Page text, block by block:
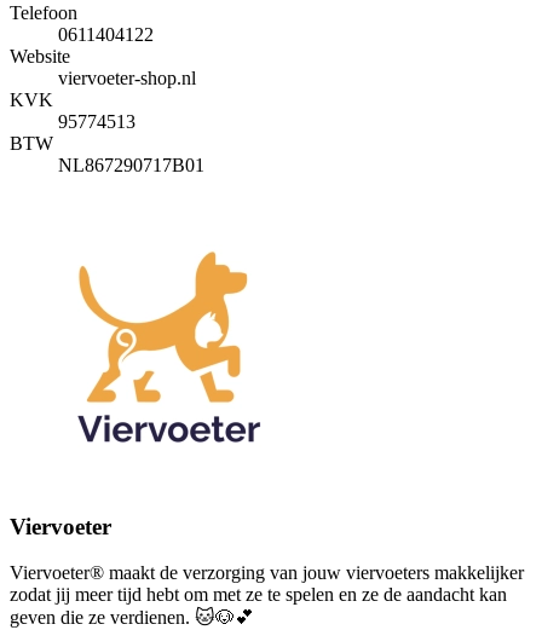
Telefoon
0611404122
Website
viervoeter-shop.nl
KVK
95774513
BTW
NL867290717B01
Viervoeter
Viervoeter® maakt de verzorging van jouw viervoeters makkelijker
zodat jij meer tijd hebt om met ze te spelen en ze de aandacht kan
geven die ze verdienen. 🐱🐶💕